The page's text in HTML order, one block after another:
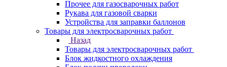
Прочее для газосварочных работ
Рукава для газовой сварки
Устройства для заправки баллонов
Товары для электросварочных работ
Назад
Товары для электросварочных работ
Блок жидкостного охлаждения